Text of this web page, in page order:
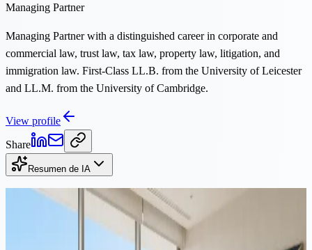
Managing Partner
Managing Partner with a distinguished career in corporate and
commercial law, trust law, tax law, property law, litigation, and
immigration law. First-Class LL.B. from the University of Leicester
and LL.M. from the University of Cambridge.
View profile
Share
Resumen de IA
Continuar leyendo
Lectura de 13 min